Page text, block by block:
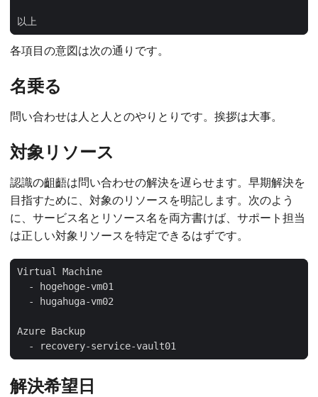
以上
各項目の意図は次の通りです。
名乗る
問い合わせは人と人とのやりとりです。挨拶は大事。
対象リソース
認識の齟齬は問い合わせの解決を遅らせます。早期解決を
目指すために、対象のリソースを明記します。次のよう
に、サービス名とリソース名を両方書けば、サポート担当
は正しい対象リソースを特定できるはずです。
  - recovery-service-vault01
解決希望日